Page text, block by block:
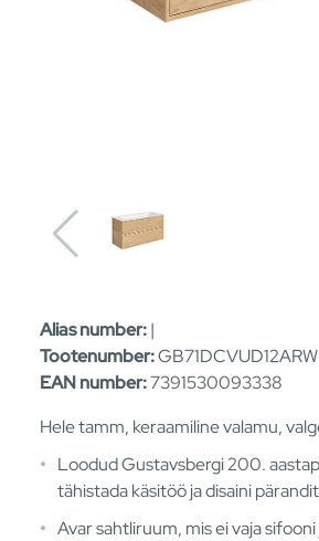
Alias number:|
Tootenumber:
EAN number:7391530093338
Hele tamm, keraamiline valamu,
Loodud Gustavsbergi 200.
tähistada käsitöö ja disaini pärandit
Avar sahtliruum, mis ei vaja